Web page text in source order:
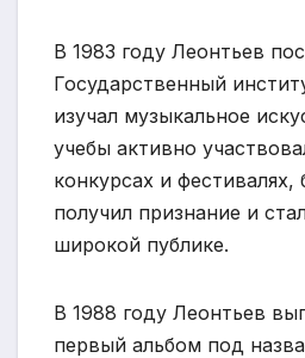
В 1983 году Леонтьев
Государственный
изучал музыкальное
учебы активно
конкурсах и фестивалях,
получил признание и
широкой публике.
В 1988 году Леонтьев
первый альбом под